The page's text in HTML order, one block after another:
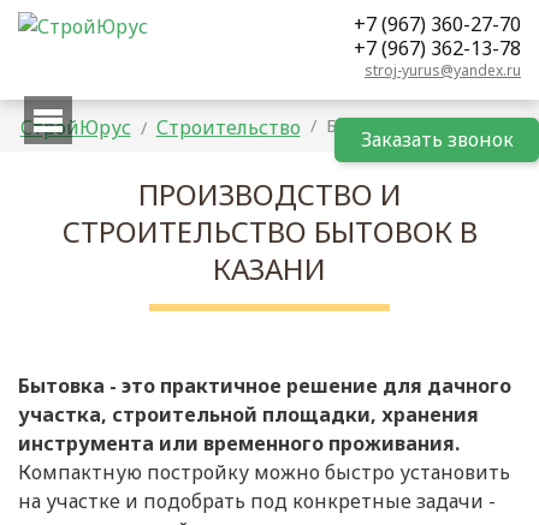
+7 (967) 360-27-70
+7 (967) 362-13-78
stroj-yurus@yandex.ru
СтройЮрус Строительство Бытовки
ПРОИЗВОДСТВО И
СТРОИТЕЛЬСТВО БЫТОВОК В
КАЗАНИ
Бытовка - это практичное решение для дачного
участка, строительной площадки, хранения
инструмента или временного проживания.
Компактную постройку можно быстро установить
на участке и подобрать под конкретные задачи -
Заказать звонок